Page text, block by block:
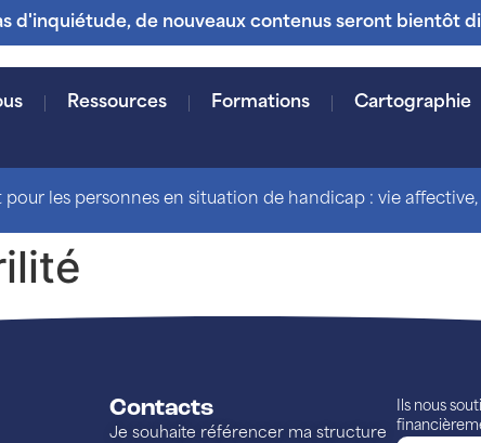
d'inquiétude, de nouveaux contenus seront bientôt
Ressources Formations Cartographie
les personnes en situation de handicap : vie
Contacts
Je souhaite référencer ma structure
Ils nous